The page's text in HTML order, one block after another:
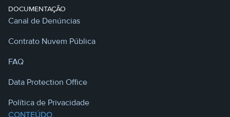
DOCUMENTAÇÃO
Canal de Denúncias
Contrato Nuvem Pública
FAQ
Data Protection Office
Política de Privacidade
CONTEÚDO